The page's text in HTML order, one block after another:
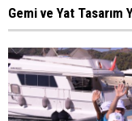
Gemi ve Yat Tasarım